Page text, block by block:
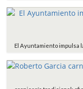
El Ayuntamiento